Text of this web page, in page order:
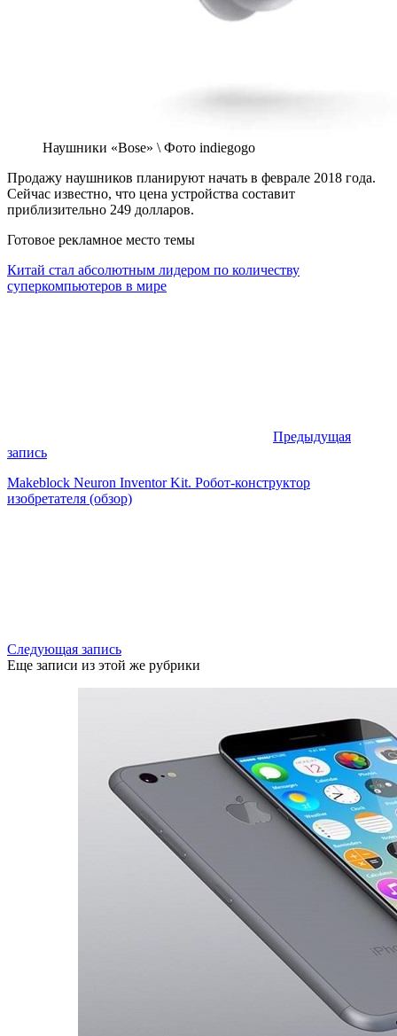
Наушники «Bose» \ Фото indiegogo
Продажу наушников планируют начать в феврале 2018 года.
Сейчас известно, что цена устройства составит
приблизительно 249 долларов.
Готовое рекламное место темы
Китай стал абсолютным лидером по количеству
суперкомпьютеров в мире
Предыдущая
запись
Makeblock Neuron Inventor Kit. Робот-конструктор
изобретателя (обзор)
Следующая запись
Еще записи из этой же рубрики